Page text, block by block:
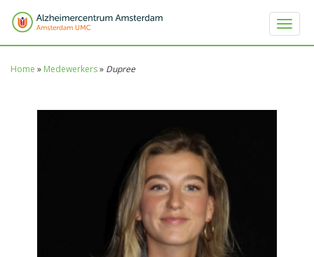
Toggle
Home » Medewerkers» Dupree